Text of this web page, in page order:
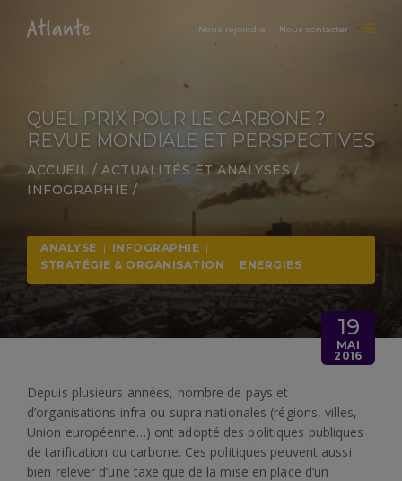
Nous rejoindre Nous contacter
QUEL PRIX POUR LE CARBONE ?
REVUE MONDIALE ET PERSPECTIVES
ACCUEIL / ACTUALITÉS ET ANALYSES/
INFOGRAPHIE /
ANALYSE | INFOGRAPHIE |
STRATÉGIE & ORGANISATION | ENERGIES
19
MAI
2016
Depuis plusieurs années, nombre de pays et
d’organisations infra ou supra nationales (régions, villes,
Union européenne…) ont adopté des politiques publiques
de tarification du carbone. Ces politiques peuvent aussi
bien relever d’une taxe que de la mise en place d’un